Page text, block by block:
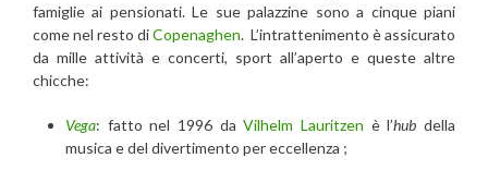
famiglie ai pensionati. Le sue palazzine sono a cinque piani
come nel resto diCopenaghen. L’intrattenimento è assicurato
da mille attività e concerti, sport all’aperto e queste altre
chicche:
Vega: fatto nel 1996 daVilhelm Lauritzen è l’hub della
musica e del divertimento per eccellenza ;